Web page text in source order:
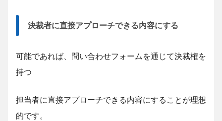
決裁者に直接アプローチできる内容にする
可能であれば、問い合わせフォームを通じて決裁権を
持つ
担当者に直接アプローチできる内容にすることが理想
的です。